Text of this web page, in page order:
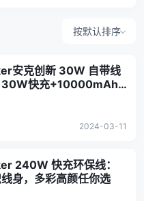
按默认排序
安克创新 30W 自带线
30W快充+10000mAh
2024-03-11
240W 快充环保线：
身，多彩高颜任你选